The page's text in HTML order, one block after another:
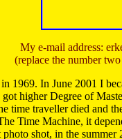
My e-mail address:
(replace the number
1969. In June 2001 I
higher Degree of
traveller died and
Time Machine, it
shot, in the